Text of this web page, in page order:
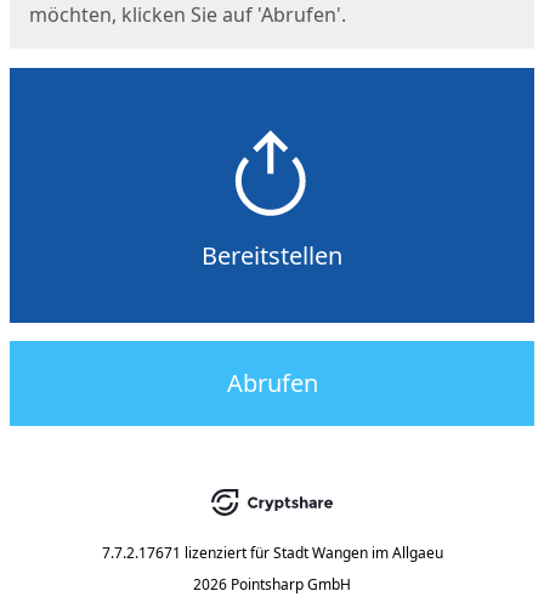
möchten, klicken Sie auf 'Abrufen'.
Bereitstellen
Abrufen
7.7.2.17671 lizenziert für Stadt Wangen im Allgaeu
2026 Pointsharp GmbH